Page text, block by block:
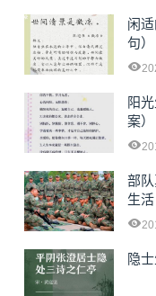
闲
句）
阳
案）
部
生活
隐